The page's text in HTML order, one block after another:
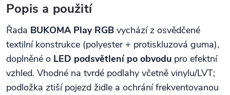
Popis a použití
Řada BUKOMA Play RGB vychází z osvědčené
textilní konstrukce (polyester + protiskluzová guma),
doplněné o LED podsvětlení po obvodu pro efektní
vzhled. Vhodné na tvrdé podlahy včetně vinylu/LVT;
podložka ztiší pojezd židle a ochrání frekventovanou